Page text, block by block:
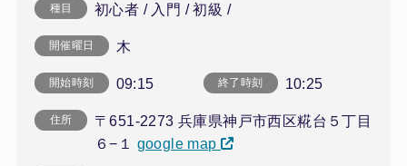
種目 初心者 / 入門 / 初級 /
開催曜日 木
開始時刻 09:15 終了時刻 10:25
住所
〒651-2273 兵庫県神戸市西区糀台５丁目
６−１ google map